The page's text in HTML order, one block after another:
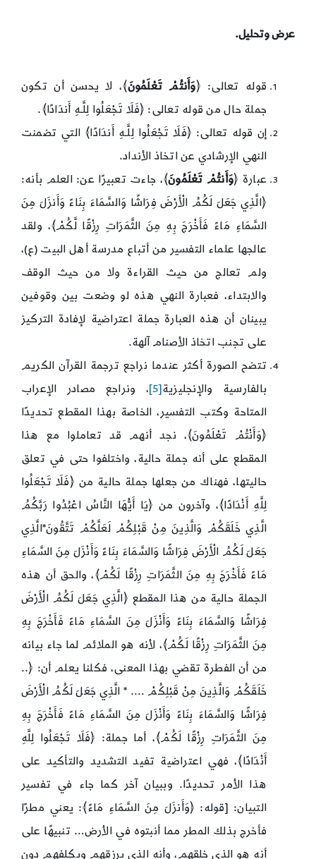
عرض وتحليل.
قوله تعالى: ﴿وَأَنتُمْ تَعْلَمُونَ﴾، لا يحسن أن تكون
جملة حال من قوله تعالى: ﴿فَلَا تَجْعَلُوا لِلَّـهِ أَندَادًا﴾.
إن قوله تعالى: ﴿فَلَا تَجْعَلُوا لِلَّـهِ أَندَادًا﴾ التي تضمنت
النهي الإرشادي عن اتخاذ الأنداد.
عبارة ﴿وَأَنتُمْ تَعْلَمُونَ﴾، جاءت تعبيرًا عن: العلم بأنه:
﴿الَّذِي جَعَلَ لَكُمُ الْأَرْضَ فِرَاشًا وَالسَّمَاءَ بِنَاءً وَأَنزَلَ مِنَ
السَّمَاءِ مَاءً فَأَخْرَجَ بِهِ مِنَ الثَّمَرَاتِ رِزْقًا لَّكُمْ﴾، ولقد
عالجها علماء التفسير من أتباع مدرسة أهل البيت (ع)،
ولم تعالج من حيث القراءة ولا من حيث الوقف
والابتداء، فعبارة النهي هذه لو وضعت بين وقوفين
يبينان أن هذه العبارة جملة اعتراضية لإفادة التركيز
على تجنب اتخاذ الأصنام آلهة.
تتضح الصورة أكثر عندما نراجع ترجمة القرآن الكريم
بالفارسية والإنجليزية [5]
، ونراجع مصادر الإعراب
المتاحة وكتب التفسير، الخاصة بهذا المقطع تحديدًا
﴿وَأَنْتُمْ تَعْلَمُونَ﴾، نجد أنهم قد تعاملوا مع هذا
المقطع على أنه جملة حالية، واختلفوا حتى في تعلق
حاليتها، فهناك من جعلها جملة حالية من ﴿فَلَا تَجْعَلُوا
لِلَّهِ أَنْدَادًا﴾، وآخرون من ﴿يَا أَيُّهَا النَّاسُ اعْبُدُوا رَبَّكُمُ
الَّذِي خَلَقَكُمْ وَالَّذِينَ مِنْ قَبْلِكُمْ لَعَلَّكُمْ تَتَّقُونَ*الَّذِي
جَعَلَ لَكُمُ الْأَرْضَ فِرَاشًا وَالسَّمَاءَ بِنَاءً وَأَنْزَلَ مِنَ السَّمَاءِ
مَاءً فَأَخْرَجَ بِهِ مِنَ الثَّمَرَاتِ رِزْقًا لَكُمْ﴾، والحق أن هذه
الجملة حالية من هذا المقطع ﴿الَّذِي جَعَلَ لَكُمُ الْأَرْضَ
فِرَاشًا وَالسَّمَاءَ بِنَاءً وَأَنْزَلَ مِنَ السَّمَاءِ مَاءً فَأَخْرَجَ بِهِ
مِنَ الثَّمَرَاتِ رِزْقًا لَكُمْ﴾، لأنه هو الملائم لما جاء بيانه
من أن الفطرة تقضي بهذا المعنى، فكلنا يعلم أن: ﴿..
خَلَقَكُمْ وَالَّذِينَ مِنْ قَبْلِكُمْ …. * الَّذِي جَعَلَ لَكُمُ الْأَرْضَ
فِرَاشًا وَالسَّمَاءَ بِنَاءً وَأَنْزَلَ مِنَ السَّمَاءِ مَاءً فَأَخْرَجَ بِهِ
مِنَ الثَّمَرَاتِ رِزْقًا لَكُمْ﴾، أما جملة: ﴿فَلَا تَجْعَلُوا لِلَّهِ
أَنْدَادًا﴾، فهي اعتراضية تفيد التشديد والتأكيد على
هذا الأمر تحديدًا. وببيان آخر كما جاء في تفسير
التبيان: [قوله: ﴿وَأَنزَلَ مِنَ السَّمَاءِ مَاءً﴾: يعني مطرًا
فأخرج بذلك المطر مما أنبتوه في الأرض… تنبيهًا على
أنه هو الذي خلقهم، وأنه الذي يرزقهم ويكلفهم دون